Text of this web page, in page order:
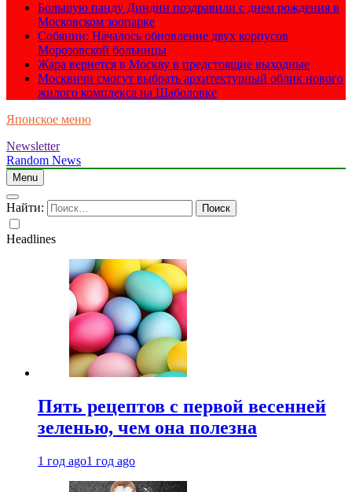
Большую панду Диндин поздравили с днем рождения в
Московском зоопарке
Собянин: Началось обновление двух корпусов
Морозовской больницы
Жара вернется в Москву в предстоящие выходные
Москвичи смогут выбрать архитектурный облик нового
жилого комплекса на Шаболовке
Японское меню
Newsletter
Random News
Menu
Найти:
Headlines
Пять рецептов с первой весенней
зеленью, чем она полезна
1 год ago1 год ago